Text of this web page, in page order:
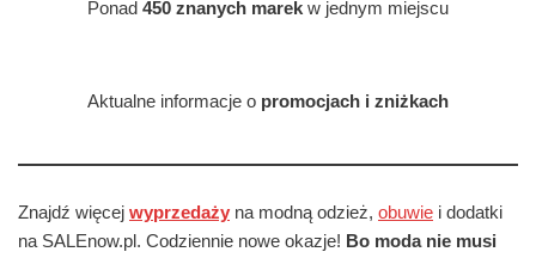
Ponad 450 znanych marek w jednym miejscu
Aktualne informacje o promocjach i zniżkach
Znajdź więcej wyprzedaży na modną odzież, obuwie i dodatki
na SALEnow.pl. Codziennie nowe okazje! Bo moda nie musi